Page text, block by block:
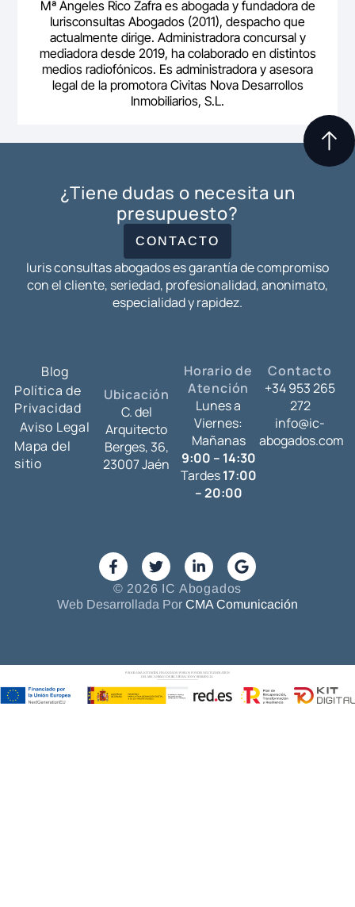
Mª Ángeles Rico Zafra es abogada y fundadora de
Iurisconsultas Abogados (2011), despacho que
actualmente dirige. Administradora concursal y
mediadora desde 2019, ha colaborado en distintos
medios radiofónicos. Es administradora y asesora
legal de la promotora Civitas Nova Desarrollos
Inmobiliarios, S.L.
¿Tiene dudas o necesita un
presupuesto?
CONTACTO
Iuris consultas abogados es garantía de compromiso
con el cliente, seriedad, profesionalidad, anonimato,
especialidad y rapidez.
Blog
Política de
Privacidad
Aviso Legal
Mapa del
sitio
Ubicación
C. del
Arquitecto
Berges, 36,
23007 Jaén
Horario de
Atención
Lunes a
Viernes:
Mañanas
9:00 – 14:30
Tardes17:00
– 20:00
Contacto
+34 953 265
272
info@ic-
abogados.com
© 2026 IC Abogados
Web Desarrollada Por CMA Comunicación